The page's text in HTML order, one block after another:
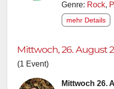
Genre: Rock,
mehr Details
Mittwoch, 26. August
(1 Event)
Mittwoch 26.